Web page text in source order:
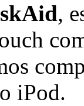
,
iPod.